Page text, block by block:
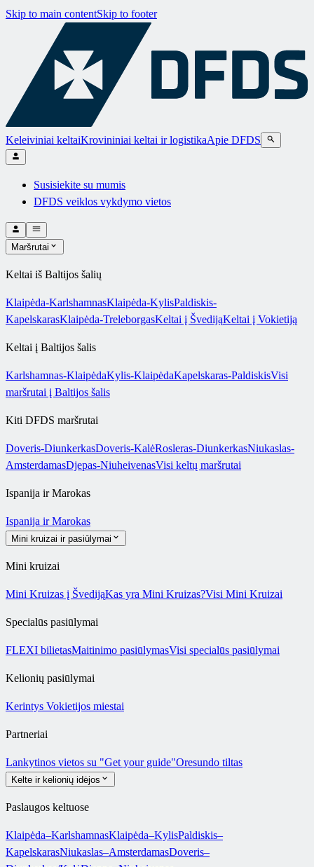
Skip to main contentSkip to footer
Keleiviniai keltaiKrovininiai keltai ir logistikaApie DFDS
Susisiekite su mumis
DFDS veiklos vykdymo vietos
Maršrutai
Keltai iš Baltijos šalių
Klaipėda-KarlshamnasKlaipėda-KylisPaldiskis-
KapelskarasKlaipėda-TreleborgasKeltai į ŠvedijąKeltai į Vokietiją
Keltai į Baltijos šalis
Karlshamnas-KlaipėdaKylis-KlaipėdaKapelskaras-PaldiskisVisi
maršrutai į Baltijos šalis
Kiti DFDS maršrutai
Doveris-DiunkerkasDoveris-KalėRosleras-DiunkerkasNiukaslas-
AmsterdamasDjepas-NiuheivenasVisi keltų maršrutai
Ispanija ir Marokas
Ispanija ir Marokas
Mini kruizai ir pasiūlymai
Mini kruizai
Mini Kruizas į ŠvedijąKas yra Mini Kruizas?Visi Mini Kruizai
Specialūs pasiūlymai
FLEXI bilietasMaitinimo pasiūlymasVisi specialūs pasiūlymai
Kelionių pasiūlymai
Kerintys Vokietijos miestai
Partneriai
Lankytinos vietos su "Get your guide"Oresundo tiltas
Kelte ir kelionių idėjos
Paslaugos keltuose
Klaipėda–KarlshamnasKlaipėda–KylisPaldiskis–
KapelskarasNiukaslas–AmsterdamasDoveris–